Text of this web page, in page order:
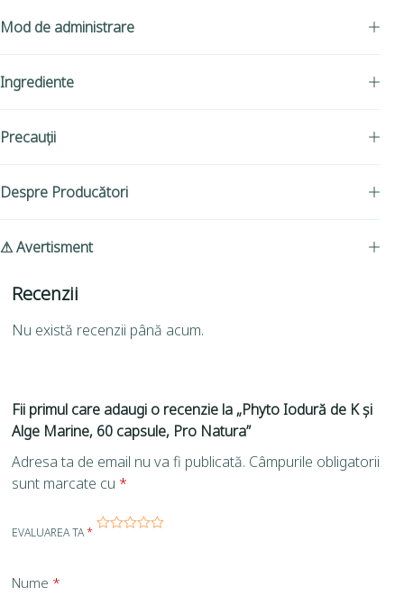
Mod de administrare
Ingrediente
Precauții
Despre Producători
⚠ Avertisment
Recenzii
Nu există recenzii până acum.
Fii primul care adaugi o recenzie la „Phyto Iodură de K și
Alge Marine, 60 capsule, Pro Natura”
Adresa ta de email nu va fi publicată. Câmpurile obligatorii
sunt marcate cu *
EVALUAREA TA*
Nume *